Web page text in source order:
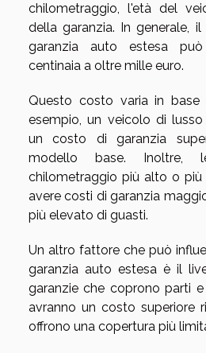
chilometraggio, l'età del
della garanzia. In generale,
garanzia auto estesa
centinaia a oltre mille euro.
Questo costo varia in
esempio, un veicolo di
un costo di garanzia
modello base.
chilometraggio più alto o
avere costi di garanzia
più elevato di guasti.
Un altro fattore che può
garanzia auto estesa è il
garanzie che coprono parti
avranno un costo superiore
offrono una copertura più